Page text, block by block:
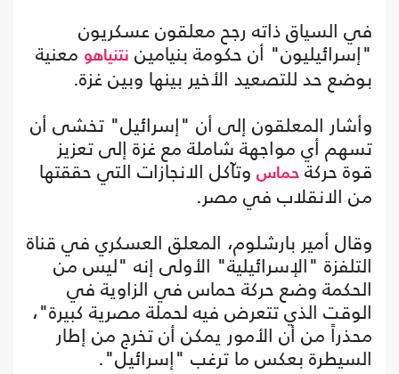
في السياق ذاته رجح معلقون عسكريون
"إسرائيليون" أن حكومة بنيامين نتنياهو معنية
بوضع حد للتصعيد الأخير بينها وبين غزة.
وأشار المعلقون إلى أن "إسرائيل" تخشى أن
تسهم أي مواجهة شاملة مع غزة إلى تعزيز
قوة حركة حماس وتآكل الانجازات التي حققتها
من الانقلاب في مصر.
وقال أمير بارشلوم، المعلق العسكري في قناة
التلفزة "الإسرائيلية" الأولى إنه "ليس من
الحكمة وضع حركة حماس في الزاوية في
الوقت الذي تتعرض فيه لحملة مصرية كبيرة"،
محذراً من أن الأمور يمكن أن تخرج من إطار
السيطرة بعكس ما ترغب "إسرائيل".